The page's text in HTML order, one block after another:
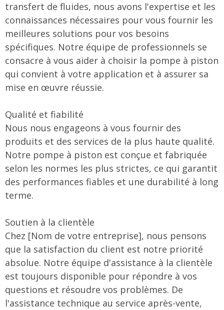
transfert de fluides, nous avons l'expertise et les
connaissances nécessaires pour vous fournir les
meilleures solutions pour vos besoins
spécifiques. Notre équipe de professionnels se
consacre à vous aider à choisir la pompe à piston
qui convient à votre application et à assurer sa
mise en œuvre réussie.
Qualité et fiabilité
Nous nous engageons à vous fournir des
produits et des services de la plus haute qualité.
Notre pompe à piston est conçue et fabriquée
selon les normes les plus strictes, ce qui garantit
des performances fiables et une durabilité à long
terme.
Soutien à la clientèle
Chez [Nom de votre entreprise], nous pensons
que la satisfaction du client est notre priorité
absolue. Notre équipe d'assistance à la clientèle
est toujours disponible pour répondre à vos
questions et résoudre vos problèmes. De
l'assistance technique au service après-vente,